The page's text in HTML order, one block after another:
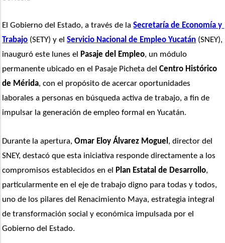
El Gobierno del Estado, a través de la Secretaría de Economía y
Trabajo (SETY) y el Servicio Nacional de Empleo Yucatán (SNEY),
inauguró este lunes el
Pasaje del Empleo, un módulo
permanente ubicado en el Pasaje Picheta del Centro Histórico
de Mérida, con el propósito de acercar oportunidades
laborales a personas en búsqueda activa de trabajo, a fin de
impulsar la generación de empleo formal en Yucatán.
Durante la apertura, Omar Eloy Álvarez Moguel , director del
SNEY, destacó que esta iniciativa responde directamente a los
compromisos establecidos en el
Plan Estatal de Desarrollo,
particularmente en el eje de trabajo digno para todas y todos,
uno de los pilares del Renacimiento Maya, estrategia integral
de transformación social y económica impulsada por el
Gobierno del Estado.